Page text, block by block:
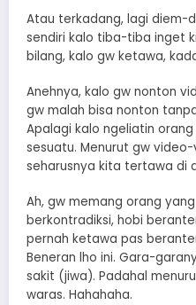
Atau terkadang, lagi diem-
sendiri kalo tiba-tiba inget
bilang, kalo gw ketawa,
Anehnya, kalo gw nonton
gw malah bisa nonton
Apalagi kalo ngeliatin
sesuatu. Menurut gw
seharusnya kita tertawa di
Ah, gw memang orang
berkontradiksi, hobi
pernah ketawa pas
Beneran lho ini. Gara-
sakit (jiwa). Padahal
waras. Hahahaha.